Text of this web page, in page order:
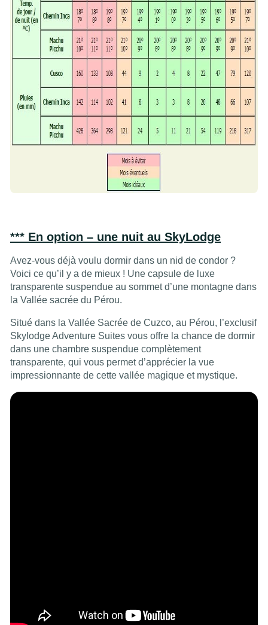
*** En option – une nuit au SkyLodge
Avez-vous déjà voulu dormir dans un nid de condor ?
Voici ce qu’il y a de mieux ! Une capsule de luxe
transparente suspendue au sommet d’une montagne dans
la Vallée sacrée du Pérou.
Situé dans la Vallée Sacrée de Cuzco, au Pérou, l’exclusif
Skylodge Adventure Suites vous offre la chance de dormir
dans une chambre suspendue complètement
transparente, qui vous permet d’apprécier la vue
impressionnante de cette vallée magique et mystique.